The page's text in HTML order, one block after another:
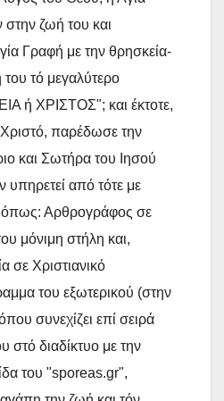
ζωή του και
Γραφή με την θρησκεία-
τό μεγαλύτερο
ή ΧΡΙΣΤΟΣ"; και έκτοτε,
παρέδωσε την
και Σωτήρα του Ιησού
υπηρετεί από τότε με
όπως: Αρθρογράφος σε
μόνιμη στήλη και,
σε Χριστιανικό
του εξωτερικού (στην
συνεχίζει επί σειρά
στό διαδίκτυο με την
του "sporeas.gr",